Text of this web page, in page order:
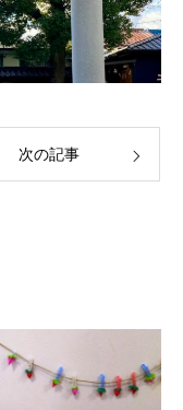
次の記事